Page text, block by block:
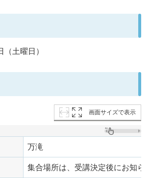
土曜日）
画面サイズで表示
万滝
集合場所は、受講決定後にお知ら